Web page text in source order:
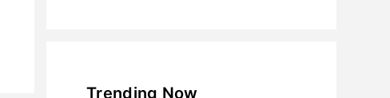
Trending Now